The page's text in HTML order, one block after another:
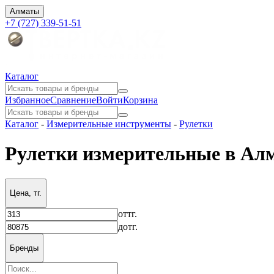
Алматы
+7 (727) 339-51-51
Каталог
ИзбранноеСравнениеВойтиКорзина
Каталог - Измерительные инструменты - Рулетки
Рулетки измерительные в
Цена, тг.
оттг.
дотг.
Бренды